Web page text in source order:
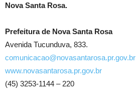
Nova Santa Rosa.
Prefeitura de Nova Santa Rosa
Avenida Tucunduva, 833.
comunicacao@novasantarosa.pr.gov.br
www.novasantarosa.pr.gov.br
(45) 3253-1144 – 220